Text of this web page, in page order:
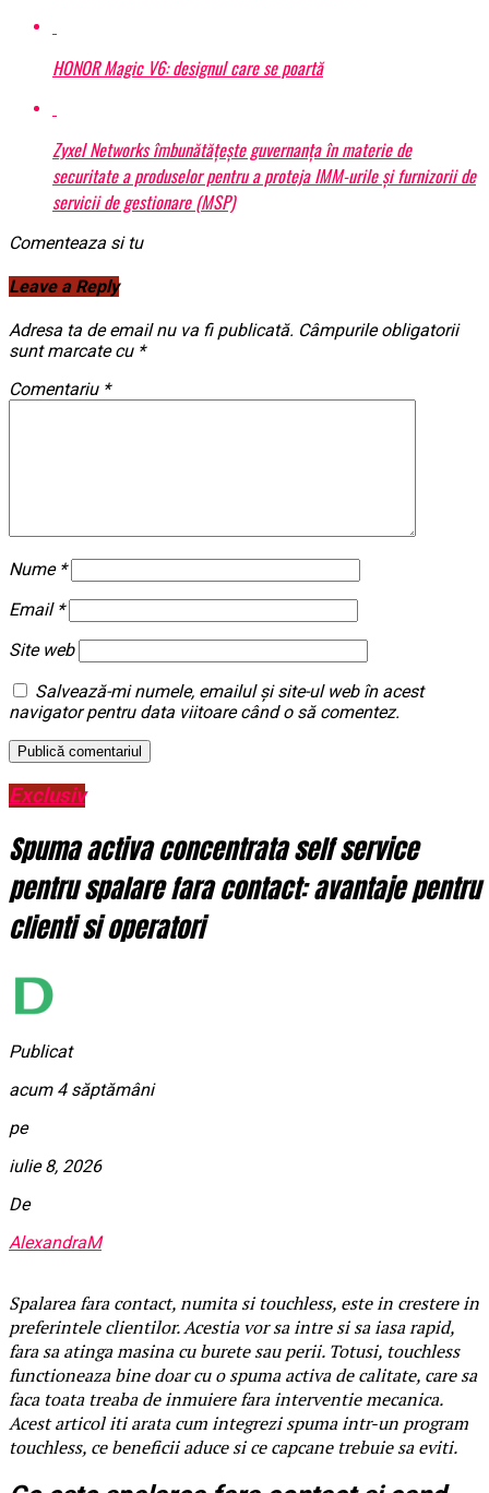
HONOR Magic V6: designul care se poartă
Zyxel Networks îmbunătățește guvernanța în materie de
securitate a produselor pentru a proteja IMM-urile și furnizorii de
servicii de gestionare (MSP)
Comenteaza si tu
Leave a Reply
Adresa ta de email nu va fi publicată. Câmpurile obligatorii
sunt marcate cu *
Comentariu *
Nume *
Email *
Site web
Salvează-mi numele, emailul și site-ul web în acest
navigator pentru data viitoare când o să comentez.
Exclusiv
Spuma activa concentrata self service
pentru spalare fara contact: avantaje pentru
clienti si operatori
Publicat
acum 4 săptămâni
pe
iulie 8, 2026
De
AlexandraM
Spalarea fara contact, numita si touchless, este in crestere in
preferintele clientilor. Acestia vor sa intre si sa iasa rapid,
fara sa atinga masina cu burete sau perii. Totusi, touchless
functioneaza bine doar cu o spuma activa de calitate, care sa
faca toata treaba de inmuiere fara interventie mecanica.
Acest articol iti arata cum integrezi spuma intr-un program
touchless, ce beneficii aduce si ce capcane trebuie sa eviti.